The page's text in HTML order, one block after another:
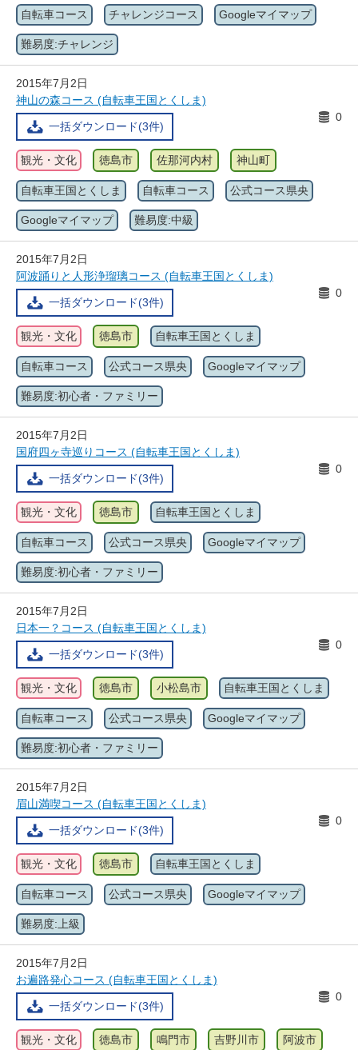
自転車コース チャレンジコース Googleマイマップ
難易度:チャレンジ
2015年7月2日
神山の森コース (自転車王国とくしま)
一括ダウンロード(3件)
0
観光・文化 徳島市 佐那河内村 神山町
自転車王国とくしま 自転車コース 公式コース県央
Googleマイマップ 難易度:中級
2015年7月2日
阿波踊りと人形浄瑠璃コース (自転車王国とくしま)
一括ダウンロード(3件)
0
観光・文化 徳島市 自転車王国とくしま
自転車コース 公式コース県央 Googleマイマップ
難易度:初心者・ファミリー
2015年7月2日
国府四ヶ寺巡りコース (自転車王国とくしま)
一括ダウンロード(3件)
0
観光・文化 徳島市 自転車王国とくしま
自転車コース 公式コース県央 Googleマイマップ
難易度:初心者・ファミリー
2015年7月2日
日本一？コース (自転車王国とくしま)
一括ダウンロード(3件)
0
観光・文化 徳島市 小松島市 自転車王国とくしま
自転車コース 公式コース県央 Googleマイマップ
難易度:初心者・ファミリー
2015年7月2日
眉山満喫コース (自転車王国とくしま)
一括ダウンロード(3件)
0
観光・文化 徳島市 自転車王国とくしま
自転車コース 公式コース県央 Googleマイマップ
難易度:上級
2015年7月2日
お遍路発心コース (自転車王国とくしま)
一括ダウンロード(3件)
0
観光・文化 徳島市 鳴門市 吉野川市 阿波市